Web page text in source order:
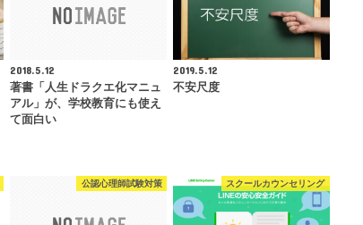
2018.5.12
著書「人生ドラクエ化マニュ
アル」が、学校教育にも使え
て面白い
2019.5.12
不安尺度
公認心理師試験対策 スクールカウンセリング